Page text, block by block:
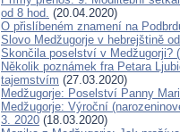
od 8 hod. (20.04.2020)
O přislíbeném znamení na
Slovo Medžugorje v hebrejštině
Skončila poselství v Medžugorji?
Několik poznámek fra Petara
tajemstvím (27.03.2020)
Medžugorje: Poselství Panny
Medžugorje: Výroční
3. 2020 (18.03.2020)